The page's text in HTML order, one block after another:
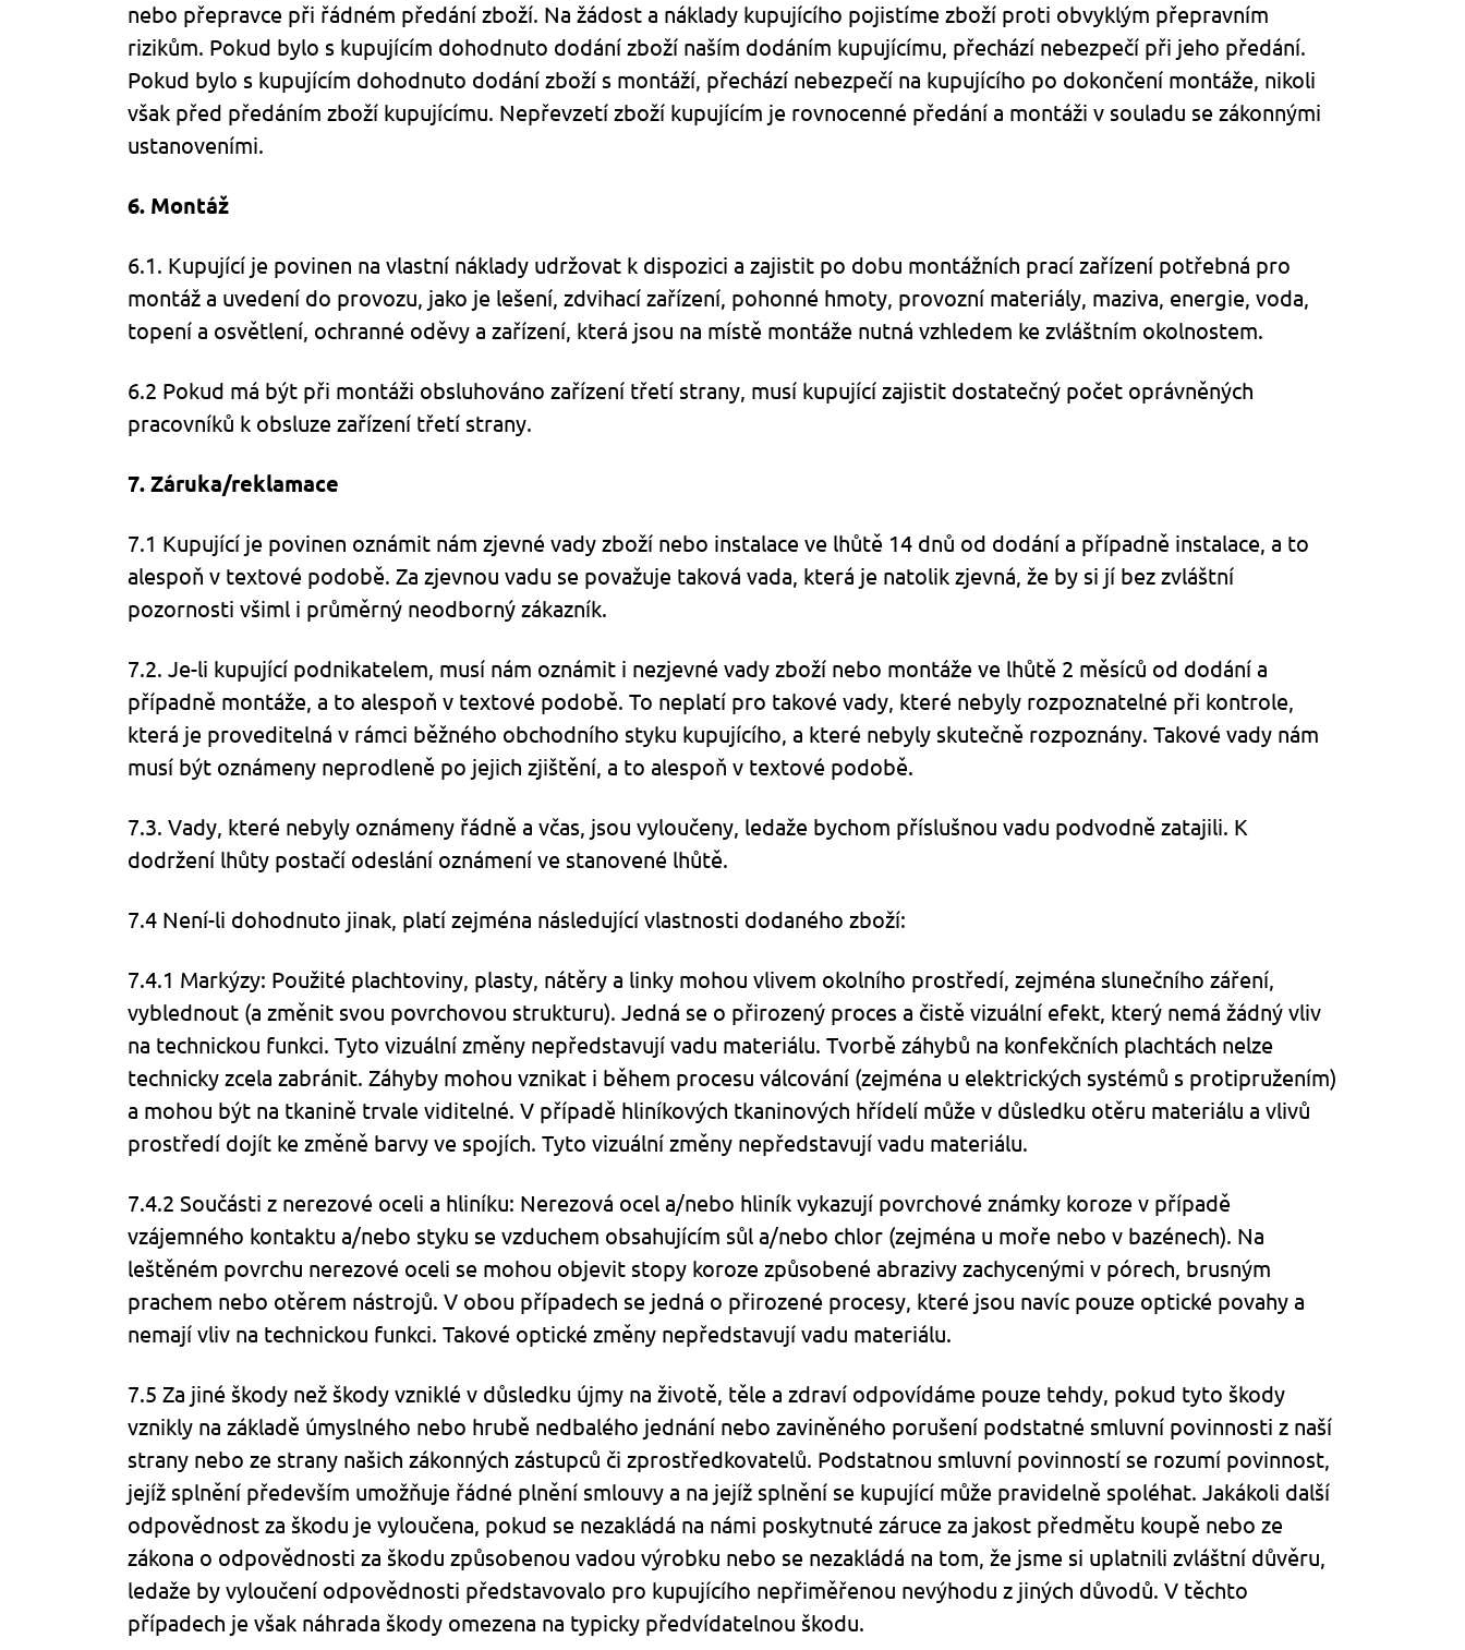
nebo přepravce při řádném předání zboží. Na žádost a náklady kupujícího pojistíme zboží proti obvyklým přepravním
rizikům. Pokud bylo s kupujícím dohodnuto dodání zboží naším dodáním kupujícímu, přechází nebezpečí při jeho předání.
Pokud bylo s kupujícím dohodnuto dodání zboží s montáží, přechází nebezpečí na kupujícího po dokončení montáže, nikoli
však před předáním zboží kupujícímu. Nepřevzetí zboží kupujícím je rovnocenné předání a montáži v souladu se zákonnými
ustanoveními.
6. Montáž
6.1. Kupující je povinen na vlastní náklady udržovat k dispozici a zajistit po dobu montážních prací zařízení potřebná pro
montáž a uvedení do provozu, jako je lešení, zdvihací zařízení, pohonné hmoty, provozní materiály, maziva, energie, voda,
topení a osvětlení, ochranné oděvy a zařízení, která jsou na místě montáže nutná vzhledem ke zvláštním okolnostem.
6.2 Pokud má být při montáži obsluhováno zařízení třetí strany, musí kupující zajistit dostatečný počet oprávněných
pracovníků k obsluze zařízení třetí strany.
7. Záruka/reklamace
7.1 Kupující je povinen oznámit nám zjevné vady zboží nebo instalace ve lhůtě 14 dnů od dodání a případně instalace, a to
alespoň v textové podobě. Za zjevnou vadu se považuje taková vada, která je natolik zjevná, že by si jí bez zvláštní
pozornosti všiml i průměrný neodborný zákazník.
7.2. Je-li kupující podnikatelem, musí nám oznámit i nezjevné vady zboží nebo montáže ve lhůtě 2 měsíců od dodání a
případně montáže, a to alespoň v textové podobě. To neplatí pro takové vady, které nebyly rozpoznatelné při kontrole,
která je proveditelná v rámci běžného obchodního styku kupujícího, a které nebyly skutečně rozpoznány. Takové vady nám
musí být oznámeny neprodleně po jejich zjištění, a to alespoň v textové podobě.
7.3. Vady, které nebyly oznámeny řádně a včas, jsou vyloučeny, ledaže bychom příslušnou vadu podvodně zatajili. K
dodržení lhůty postačí odeslání oznámení ve stanovené lhůtě.
7.4 Není-li dohodnuto jinak, platí zejména následující vlastnosti dodaného zboží:
7.4.1 Markýzy: Použité plachtoviny, plasty, nátěry a linky mohou vlivem okolního prostředí, zejména slunečního záření,
vyblednout (a změnit svou povrchovou strukturu). Jedná se o přirozený proces a čistě vizuální efekt, který nemá žádný vliv
na technickou funkci. Tyto vizuální změny nepředstavují vadu materiálu. Tvorbě záhybů na konfekčních plachtách nelze
technicky zcela zabránit. Záhyby mohou vznikat i během procesu válcování (zejména u elektrických systémů s protipružením)
a mohou být na tkanině trvale viditelné. V případě hliníkových tkaninových hřídelí může v důsledku otěru materiálu a vlivů
prostředí dojít ke změně barvy ve spojích. Tyto vizuální změny nepředstavují vadu materiálu.
7.4.2 Součásti z nerezové oceli a hliníku: Nerezová ocel a/nebo hliník vykazují povrchové známky koroze v případě
vzájemného kontaktu a/nebo styku se vzduchem obsahujícím sůl a/nebo chlor (zejména u moře nebo v bazénech). Na
leštěném povrchu nerezové oceli se mohou objevit stopy koroze způsobené abrazivy zachycenými v pórech, brusným
prachem nebo otěrem nástrojů. V obou případech se jedná o přirozené procesy, které jsou navíc pouze optické povahy a
nemají vliv na technickou funkci. Takové optické změny nepředstavují vadu materiálu.
7.5 Za jiné škody než škody vzniklé v důsledku újmy na životě, těle a zdraví odpovídáme pouze tehdy, pokud tyto škody
vznikly na základě úmyslného nebo hrubě nedbalého jednání nebo zaviněného porušení podstatné smluvní povinnosti z naší
strany nebo ze strany našich zákonných zástupců či zprostředkovatelů. Podstatnou smluvní povinností se rozumí povinnost,
jejíž splnění především umožňuje řádné plnění smlouvy a na jejíž splnění se kupující může pravidelně spoléhat. Jakákoli další
odpovědnost za škodu je vyloučena, pokud se nezakládá na námi poskytnuté záruce za jakost předmětu koupě nebo ze
zákona o odpovědnosti za škodu způsobenou vadou výrobku nebo se nezakládá na tom, že jsme si uplatnili zvláštní důvěru,
ledaže by vyloučení odpovědnosti představovalo pro kupujícího nepřiměřenou nevýhodu z jiných důvodů. V těchto
případech je však náhrada škody omezena na typicky předvídatelnou škodu.